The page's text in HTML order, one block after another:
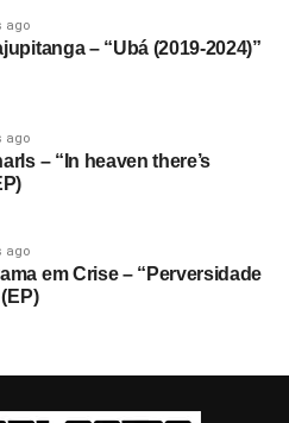
ago
– “Ubá (2019-2024)”
ago
– “In heaven there’s
ago
em Crise – “Perversidade